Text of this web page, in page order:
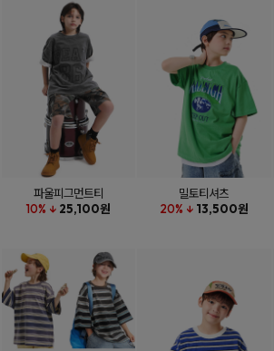
파울피그먼트티
10% ↓ 25,100원
밀토티셔츠
20% ↓ 13,500원